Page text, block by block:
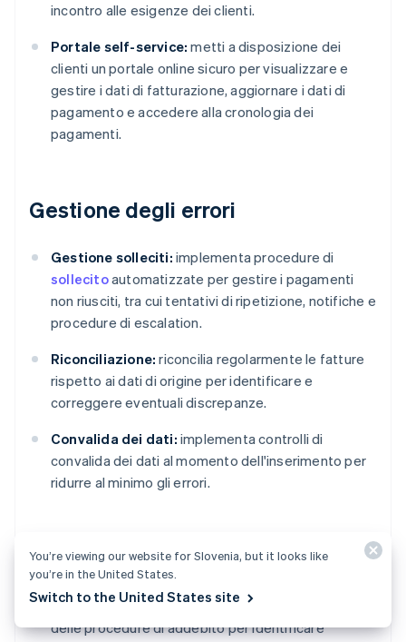
incontro alle esigenze dei clienti.
Portale self-service: metti a disposizione dei
clienti un portale online sicuro per visualizzare e
gestire i dati di fatturazione, aggiornare i dati di
pagamento e accedere alla cronologia dei
pagamenti.
Gestione degli errori
Gestione solleciti: implementa procedure di
sollecitoautomatizzate per gestire i pagamenti
non riusciti, tra cui tentativi di ripetizione, notifiche e
procedure di escalation.
Riconciliazione: riconcilia regolarmente le fatture
rispetto ai dati di origine per identificare e
correggere eventuali discrepanze.
Convalida dei dati: implementa controlli di
convalida dei dati al momento dell'inserimento per
ridurre al minimo gli errori.
Miglioramento continuo
Verifiche periodiche:effettua verifiche periodiche
delle procedure di addebito per identificare
You’re viewing our website for Slovenia, but it looks like
you’re in the United States.
Switch to the United States site